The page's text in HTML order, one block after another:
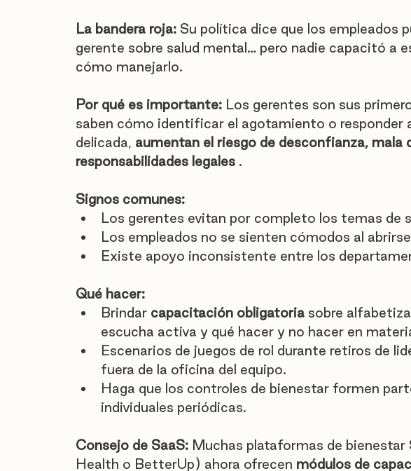
La bandera roja: Su política dice que los empleados
gerente sobre salud mental… pero nadie capacitó a
cómo manejarlo.
Por qué es importante: Los gerentes son sus
saben cómo identificar el agotamiento o responder
delicada, aumentan el riesgo de desconfianza, mala
responsabilidades legales .
Signos comunes:
Los gerentes evitan por completo los temas de
Los empleados no se sienten cómodos al
Existe apoyo inconsistente entre los
Qué hacer:
Brindar capacitación obligatoria sobre
escucha activa y qué hacer y no hacer en
Escenarios de juegos de rol durante retiros de
fuera de la oficina del equipo.
Haga que los controles de bienestar formen
individuales periódicas.
Consejo de SaaS: Muchas plataformas de bienestar
Health o BetterUp) ahora ofrecen módulos de